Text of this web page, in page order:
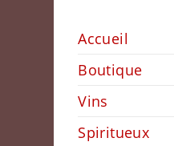
Accueil
Boutique
Vins
Spiritueux